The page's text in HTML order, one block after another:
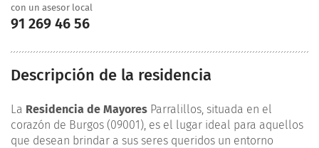
con un asesor local
91 269 46 56
Descripción de la residencia
La Residencia de Mayores Parralillos, situada en el
corazón de Burgos (09001), es el lugar ideal para aquellos
que desean brindar a sus seres queridos un entorno